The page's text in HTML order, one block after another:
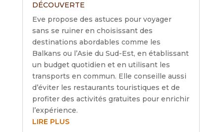
DÉCOUVERTE
Eve propose des astuces pour voyager
sans se ruiner en choisissant des
destinations abordables comme les
Balkans ou l’Asie du Sud-Est, en établissant
un budget quotidien et en utilisant les
transports en commun. Elle conseille aussi
d’éviter les restaurants touristiques et de
profiter des activités gratuites pour enrichir
l’expérience.
LIRE PLUS